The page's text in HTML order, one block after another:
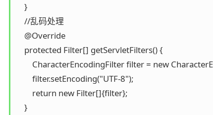
    }
    //乱码处理
    @Override
    protected Filter[] getServletFilters() {
CharacterEncodingFilter filter = new
        filter.setEncoding("UTF-8");
        return new Filter[]{filter};
    }